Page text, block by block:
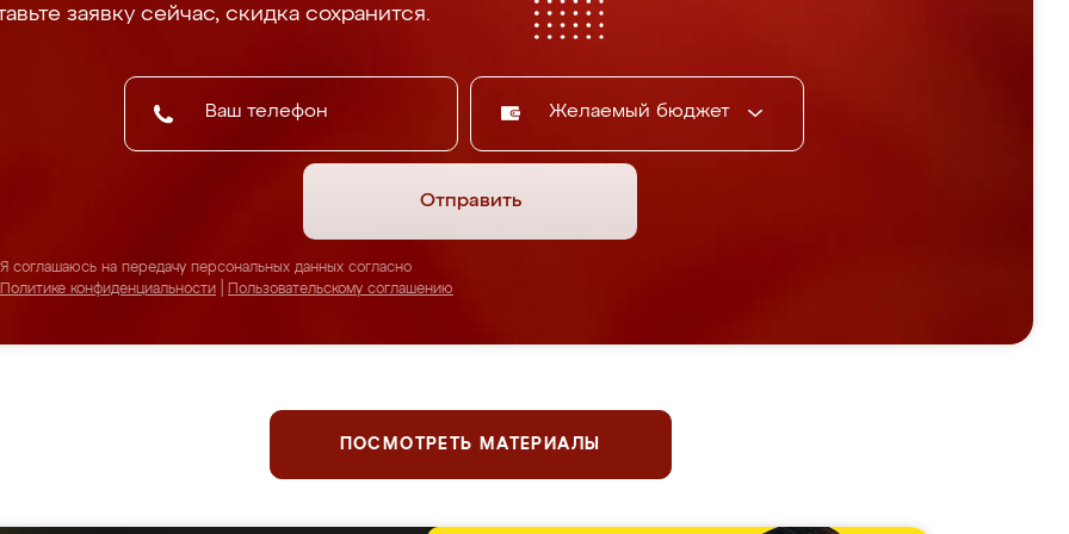
заявку сейчас, скидка сохранится.
Желаемый бюджет
Отправить
Я соглашаюсь на передачу персональных данных согласно
Политике конфиденциальности
Пользовательскому соглашению
ПОСМОТРЕТЬ МАТЕРИАЛЫ